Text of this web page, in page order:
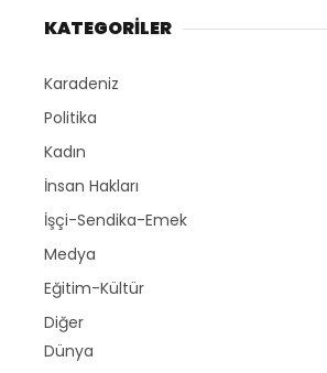
KATEGORİLER
Karadeniz
Politika
Kadın
İnsan Hakları
İşçi-Sendika-Emek
Medya
Eğitim-Kültür
Diğer
Dünya